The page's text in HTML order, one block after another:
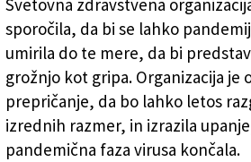
Direktor WHO za izredne razmere
Svetovna zdravstvena
sporočila, da bi se lahko
umirila do te mere, da bi
grožnjo kot gripa. Organizacija je
prepričanje, da bo lahko letos
izrednih razmer, in izrazila
pandemična faza virusa končala.